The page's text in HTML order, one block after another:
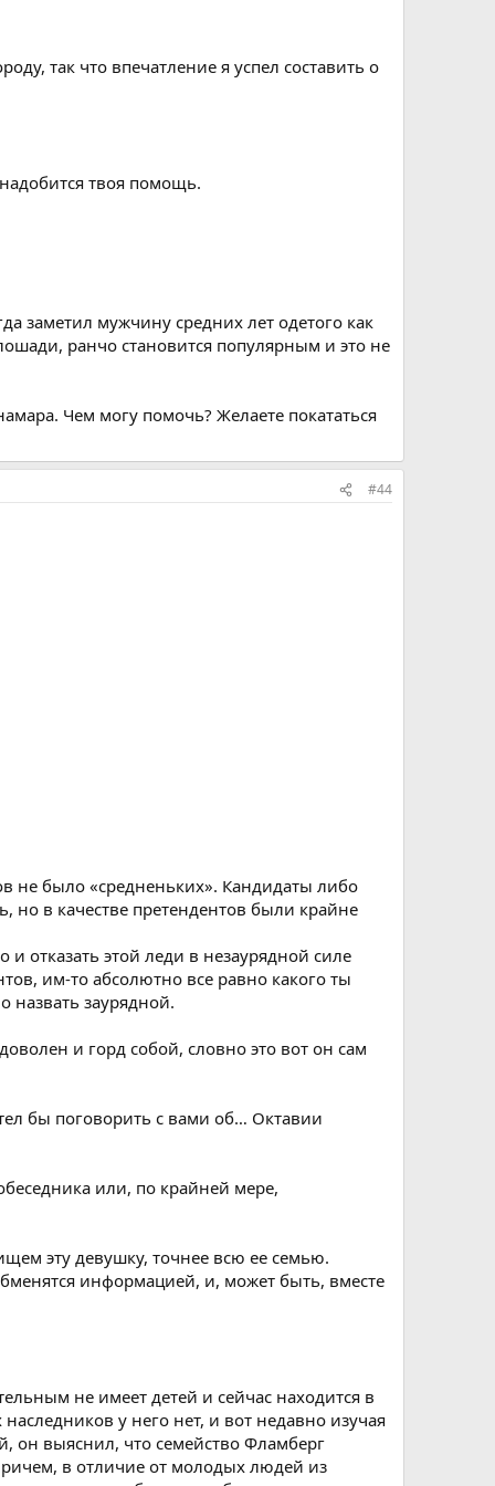
так что впечатление я успел составить о
твоя помощь.
заметил мужчину средних лет одетого как
ранчо становится популярным и это не
Чем могу помочь? Желаете покататься
#44
не было «средненьких». Кандидаты либо
но в качестве претендентов были крайне
отказать этой леди в незаурядной силе
им-то абсолютно все равно какого ты
назвать заурядной.
и горд собой, словно это вот он сам
бы поговорить с вами об… Октавии
или, по крайней мере,
эту девушку, точнее всю ее семью.
информацией, и, может быть, вместе
не имеет детей и сейчас находится в
у него нет, и вот недавно изучая
он выяснил, что семейство Фламберг
в отличие от молодых людей из